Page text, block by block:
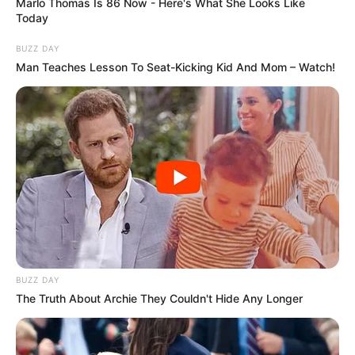
Ustad Milenial (2021), sebagai Produser Eksekutif
Sitkom
OB Shift 2(2009), sebagai Sukma Lusi Rukmini
FTV
Sekali Jatuh, 2x Cinta(2012) sebagai Jessica
Demi Silvy, Ku Rela Jadi Baby Sitter (2011) sebagai Silvy
From Medan with Love (2011)
Pacarku Bidadari Jutek(2010) sebagai Regi
Kepala Tiga
Acara televisi
Marlo Thomas Is 86 Now - Here's What She Looks Like
Today
BUZZ DAY
Man Teaches Lesson To Seat-Kicking Kid And Mom – Watch!
BUZZ DAY
The Truth About Archie They Couldn't Hide Any Longer